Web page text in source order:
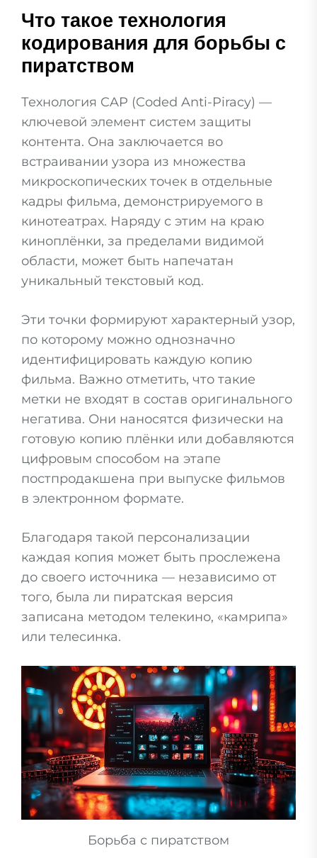
Что такое технология
кодирования для борьбы с
пиратством
Технология CAP (Coded Anti-Piracy) —
ключевой элемент систем защиты
контента. Она заключается во
встраивании узора из множества
микроскопических точек в отдельные
кадры фильма, демонстрируемого в
кинотеатрах. Наряду с этим на краю
киноплёнки, за пределами видимой
области, может быть напечатан
уникальный текстовый код.
Эти точки формируют характерный узор,
по которому можно однозначно
идентифицировать каждую копию
фильма. Важно отметить, что такие
метки не входят в состав оригинального
негатива. Они наносятся физически на
готовую копию плёнки или добавляются
цифровым способом на этапе
постпродакшена при выпуске фильмов
в электронном формате.
Благодаря такой персонализации
каждая копия может быть прослежена
до своего источника — независимо от
того, была ли пиратская версия
записана методом телекино, «камрипа»
или телесинка.
Борьба с пиратством